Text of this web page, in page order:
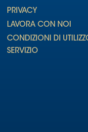
PRIVACY
LAVORA CON NOI
CONDIZIONI DI
SERVIZIO